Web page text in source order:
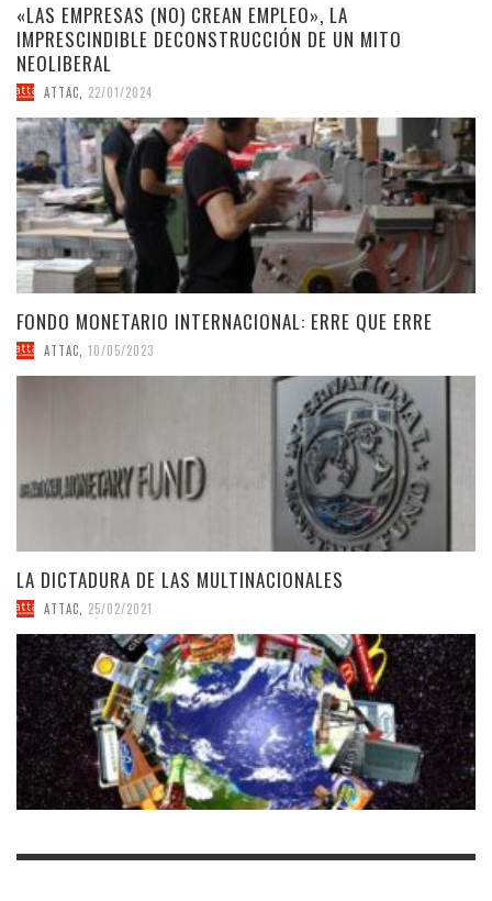
«LAS EMPRESAS (NO) CREAN EMPLEO», LA
IMPRESCINDIBLE DECONSTRUCCIÓN DE UN MITO
NEOLIBERAL
ATTAC 22/01/2024
FONDO MONETARIO INTERNACIONAL: ERRE QUE ERRE
ATTAC 10/05/2023
LA DICTADURA DE LAS MULTINACIONALES
ATTAC 25/02/2021